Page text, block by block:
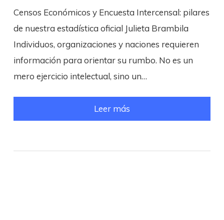
Censos Económicos y Encuesta Intercensal: pilares
de nuestra estadística oficial Julieta Brambila
Individuos, organizaciones y naciones requieren
información para orientar su rumbo. No es un
mero ejercicio intelectual, sino un…
Leer más